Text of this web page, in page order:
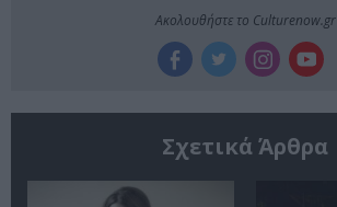
Ακολουθήστε το Culturenow.gr
Σχετικά Άρθρα